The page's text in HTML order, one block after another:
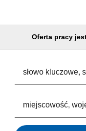
Oferta pracy